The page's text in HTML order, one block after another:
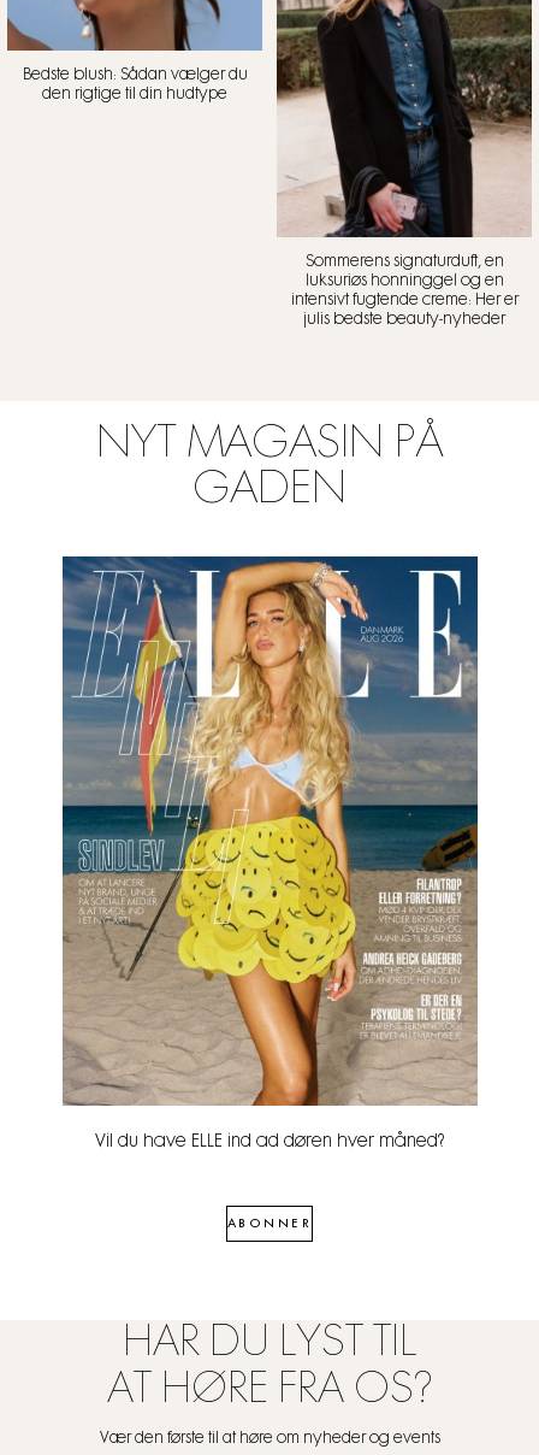
Bedste blush: Sådan vælger du
den rigtige til din hudtype
Sommerens signaturduft, en
luksuriøs honninggel og en
intensivt fugtende creme: Her er
julis bedste beauty-nyheder
NYT MAGASIN PÅ
GADEN
Vil du have ELLE ind ad døren hver måned?
ABONNER
HAR DU LYST TIL
AT HØRE FRA OS?
Vær den første til at høre om nyheder og events